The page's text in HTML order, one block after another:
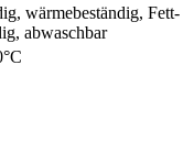
wärmebeständig, Fett-
abwaschbar